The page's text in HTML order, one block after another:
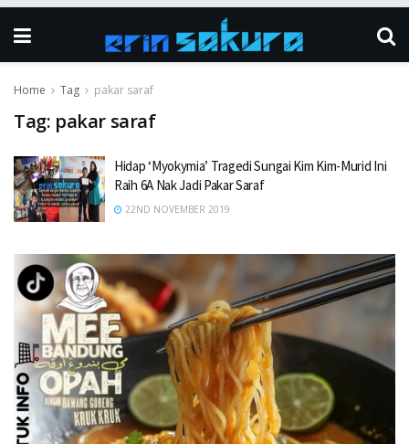
Home Tag pakar saraf
Tag: pakar saraf
Hidap ‘Myokymia’ Tragedi Sungai Kim Kim-Murid Ini
Raih 6A Nak Jadi Pakar Saraf
22ND NOVEMBER 2019